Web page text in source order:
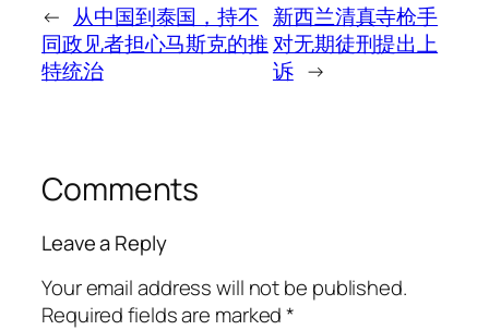
← 从中国到泰国，持不
同政见者担心马斯克的推
特统治
新西兰清真寺枪手
对无期徒刑提出上
诉 →
Comments
Leave a Reply
Your email address will not be published.
Required fields are marked*